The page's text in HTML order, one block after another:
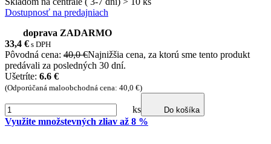
Dostupnosť na predajniach
doprava ZADARMO
33,4 € s DPH
Pôvodná cena: 40,0 €Najnižšia cena, za ktorú sme tento produkt
predávali za posledných 30 dní.
Ušetríte: 6.6 €
(Odporúčaná maloobchodná cena: 40,0 €)
ks Do košíka
Využite množstevných zliav až 8 %